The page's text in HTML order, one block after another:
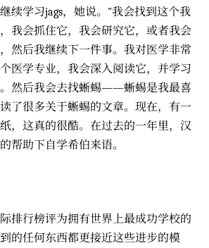
续学习jags，她说。"我会找到这个我
我会抓住它，我会研究它，或者我会
然后我继续下一件事。我对医学非常
医学专业，我会深入阅读它，并学习
然后我会去找蜥蜴——蜥蜴是我最喜
了很多关于蜥蜴的文章。现在，有一
，这真的很酷。在过去的一年里，汉
帮助下自学希伯来语。
排行榜评为拥有世界上最成功学校的
的任何东西都更接近这些进步的模